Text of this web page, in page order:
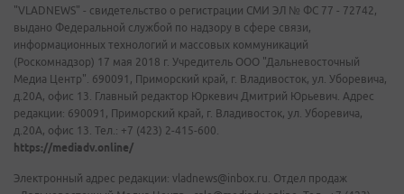
"VLADNEWS" - свидетельство о регистрации СМИ ЭЛ № ФС 77 - 72742,
выдано Федеральной службой по надзору в сфере связи,
информационных технологий и массовых коммуникаций
(Роскомнадзор) 17 мая 2018 г. Учредитель ООО "Дальневосточный
Медиа Центр". 690091, Приморский край, г. Владивосток, ул. Уборевича,
д.20А, офис 13. Главный редактор Юркевич Дмитрий Юрьевич. Адрес
редакции: 690091, Приморский край, г. Владивосток, ул. Уборевича,
д.20А, офис 13. Тел.: +7 (423) 2-415-600.
https://mediadv.online/
Электронный адрес редакции: vladnews@inbox.ru. Отдел продаж